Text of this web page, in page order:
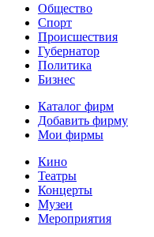
Общество
Спорт
Происшествия
Губернатор
Политика
Бизнес
Каталог фирм
Добавить фирму
Мои фирмы
Кино
Театры
Концерты
Музеи
Мероприятия